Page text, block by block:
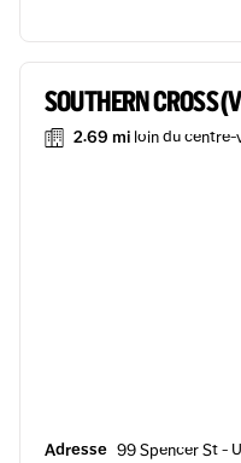
SOUTHERN CROSS
2.69 mi loin du centre-
Adresse 99 Spencer St -